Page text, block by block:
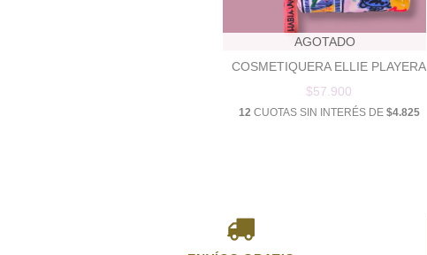
AGOTADO
COSMETIQUERA ELLIE PLAYERA
$57.900
12CUOTAS SIN INTERÉS DE $4.825